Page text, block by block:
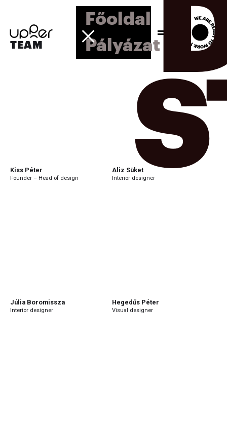
Főoldal
Pályázat
TEAM
Kiss Péter
Founder – Head of design
Aliz Süket
Interior designer
Júlia Boromissza
Interior designer
Hegedűs Péter
Visual designer